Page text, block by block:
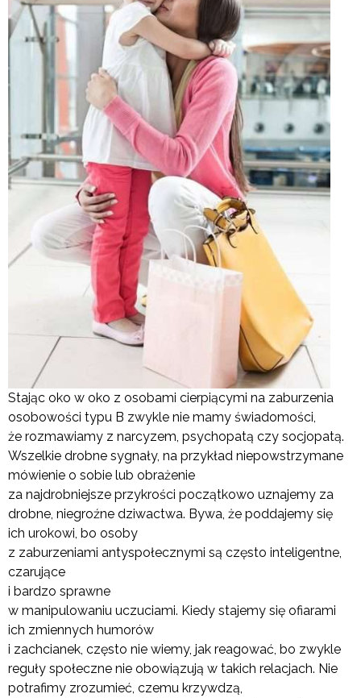
Stając oko w oko z osobami cierpiącymi na zaburzenia
osobowości typu B zwykle nie mamy świadomości,
że rozmawiamy z narcyzem, psychopatą czy socjopatą.
Wszelkie drobne sygnały, na przykład niepowstrzymane
mówienie o sobie lub obrażenie
za najdrobniejsze przykrości początkowo uznajemy za
drobne, niegroźne dziwactwa. Bywa, że poddajemy się
ich urokowi, bo osoby
z zaburzeniami antyspołecznymi są często inteligentne,
czarujące
i bardzo sprawne
w manipulowaniu uczuciami. Kiedy stajemy się ofiarami
ich zmiennych humorów
i zachcianek, często nie wiemy, jak reagować, bo zwykle
reguły społeczne nie obowiązują w takich relacjach. Nie
potrafimy zrozumieć, czemu krzywdzą,